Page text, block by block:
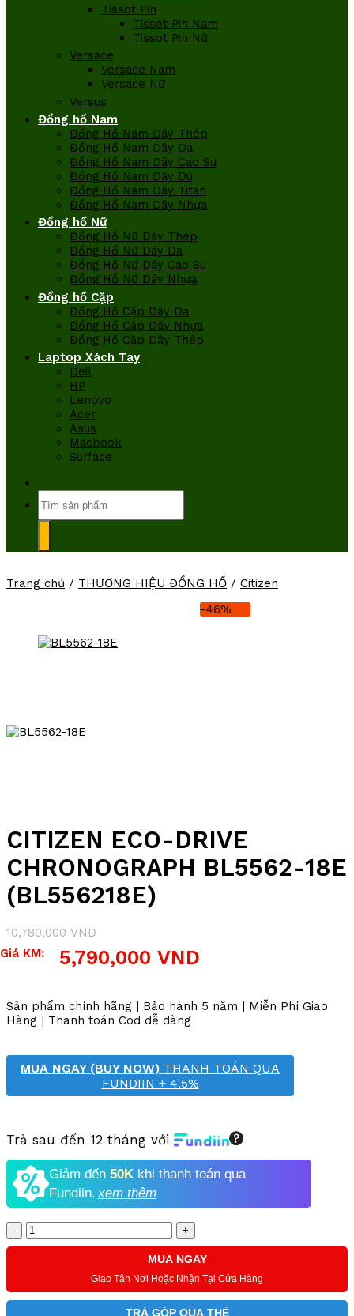
Tissot Pin
Tissot Pin Nam
Tissot Pin Nữ
Versace
Versace Nam
Versace Nữ
Versus
Đồng hồ Nam
Đồng Hồ Nam Dây Thép
Đồng Hồ Nam Dây Da
Đồng Hồ Nam Dây Cao Su
Đồng Hồ Nam Dây Dù
Đồng Hồ Nam Dây Titan
Đồng Hồ Nam Dây Nhựa
Đồng hồ Nữ
Đồng Hồ Nữ Dây Thép
Đồng Hồ Nữ Dây Da
Đồng Hồ Nữ Dây Cao Su
Đồng Hồ Nữ Dây Nhựa
Đồng hồ Cặp
Đồng Hồ Cặp Dây Da
Đồng Hồ Cặp Dây Nhựa
Đồng Hồ Cặp Dây Thép
Laptop Xách Tay
Dell
HP
Lenovo
Acer
Asus
Macbook
Surface
kiếm:
Trang chủ / THƯƠNG HIỆU ĐỒNG HỒ / Citizen
-46%
CITIZEN ECO-DRIVE
CHRONOGRAPH BL5562-18E
(BL556218E)
10,780,000VND
Giá
5,790,000 VND
Giá
5,790,000 VND.
Giá KM:
Sản phẩm chính hãng | Bảo hành 5 năm | Miễn Phí Giao
Hàng | Thanh toán Cod dễ dàng
MUA NGAY (BUY NOW) THANH TOÁN QUA
FUNDIIN + 4.5%
Trả sau đến 12 tháng với
Giảm đến 50K khi thanh toán qua
Fundiin.xem thêm
Số
lượng
MUA NGAY
Giao Tận Nơi Hoặc Nhận Tại Cửa Hàng
TRẢ GÓP QUA THẺ